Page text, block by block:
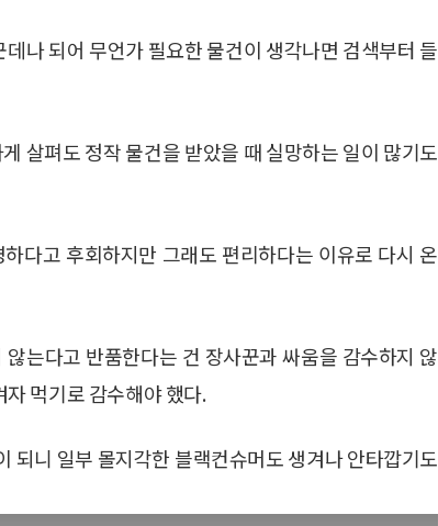
나 되어 무언가 필요한 물건이 생각나면 검색부터 들
살펴도 정작 물건을 받았을 때 실망하는 일이 많기도
다고 후회하지만 그래도 편리하다는 이유로 다시 온
는다고 반품한다는 건 장사꾼과 싸움을 감수하지 않
먹기로 감수해야 했다.
되니 일부 몰지각한 블랙컨슈머도 생겨나 안타깝기도